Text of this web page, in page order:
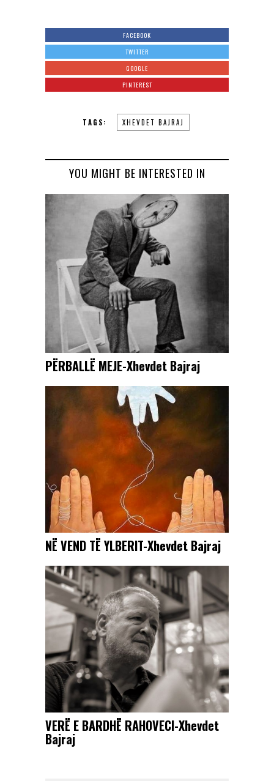
FACEBOOK
TWITTER
GOOGLE
PINTEREST
TAGS: XHEVDET BAJRAJ
YOU MIGHT BE INTERESTED IN
PËRBALLË MEJE-Xhevdet Bajraj
NË VEND TË YLBERIT-Xhevdet Bajraj
VERË E BARDHË RAHOVECI-Xhevdet
Bajraj